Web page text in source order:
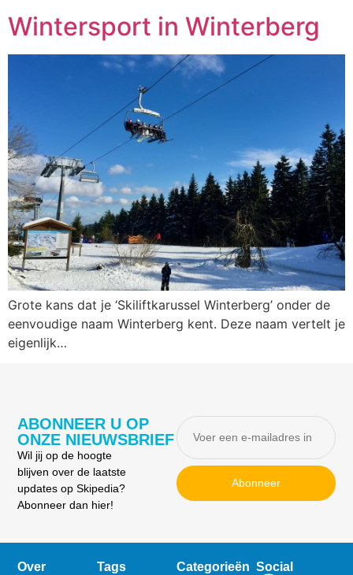
Wintersport in Winterberg
Grote kans dat je ‘Skiliftkarussel Winterberg’ onder de
eenvoudige naam Winterberg kent. Deze naam vertelt je
eigenlijk…
ABONNEER U OP
ONZE NIEUWSBRIEF
Wil jij op de hoogte
blijven over de laatste
updates op Skipedia?
Abonneer dan hier!
Abonneer
Over Tags Categorieën Social